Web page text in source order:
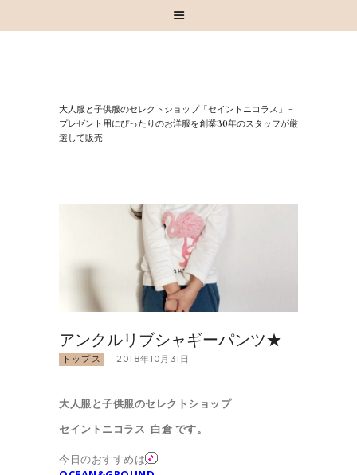
⼤⼈服と⼦供服のセレクトショップ「セイントニコラス」 –
プレゼント⽤にぴったりのお洋服を創業30年のスタッフが厳
選して販売
お知らせ
お買い物
取扱いブランド
お問い合わせ
アンクルリブシャギーパンツ★
トップス 2018年10月31日
大人服と子供服のセレクトショップ
セイントニコラス 白倉 です。
今日のおすすめは